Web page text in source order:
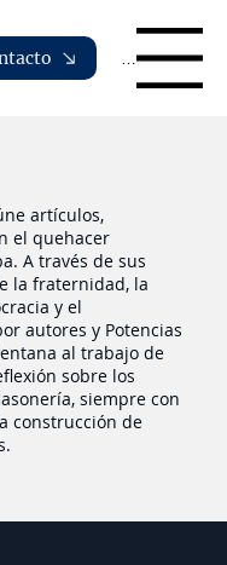
Menu
artículos,
el quehacer
A través de sus
la fraternidad, la
y el
autores y Potencias
al trabajo de
sobre los
siempre con
construcción de